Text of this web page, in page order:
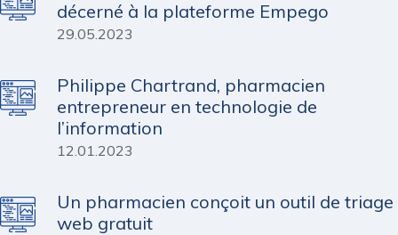
décerné à la plateforme Empego
29.05.2023
Philippe Chartrand, pharmacien
entrepreneur en technologie de
l’information
12.01.2023
Un pharmacien conçoit un outil de triage
web gratuit